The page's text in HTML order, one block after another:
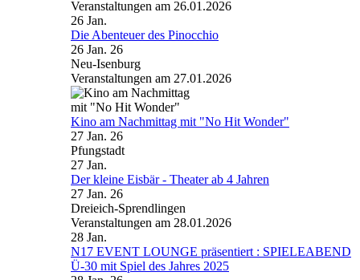
Veranstaltungen am 26.01.2026
26 Jan.
Die Abenteuer des Pinocchio
26 Jan. 26
Neu-Isenburg
Veranstaltungen am 27.01.2026
Kino am Nachmittag mit "No Hit Wonder"
27 Jan. 26
Pfungstadt
27 Jan.
Der kleine Eisbär - Theater ab 4 Jahren
27 Jan. 26
Dreieich-Sprendlingen
Veranstaltungen am 28.01.2026
28 Jan.
N17 EVENT LOUNGE präsentiert : SPIELEABEND
Ü-30 mit Spiel des Jahres 2025